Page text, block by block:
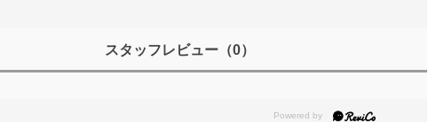
スタッフレビュー （0）